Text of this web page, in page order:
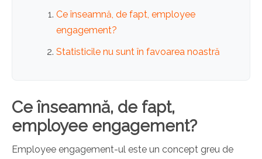
Ce înseamnă, de fapt, employee
engagement?
Statisticile nu sunt în favoarea noastră
Ce înseamnă, de fapt,
employee engagement?
Employee engagement-ul este un concept greu de